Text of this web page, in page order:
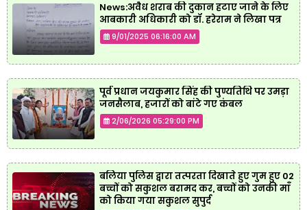
News:अवैध शराब की दुकान हटाए जाने के लिए
आबकारी अधिकारी को डॉ. हरेराम ने लिखा पत्र
9/01/2025 06:16:00 AM
पूर्व प्रधान जयकुमार सिंह की पुण्यतिथि पर उमड़ा
जनसैलाब, हजारों को बांटे गए कंबल
2/06/2026 05:29:00 PM
बलिया पुलिस द्वारा तत्परता दिखाते हुए गुम हुए 02
बच्चों को सकुशल बरामद कर, बच्चों को उनकी माँ
को किया गया सकुशल सुपुर्द